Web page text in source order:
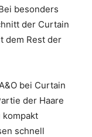
besonders
der Curtain
dem Rest der
bei Curtain
der Haare
kompakt
schnell